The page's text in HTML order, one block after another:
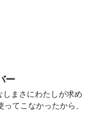
ー
まさにわたしが求め
てこなかったから、